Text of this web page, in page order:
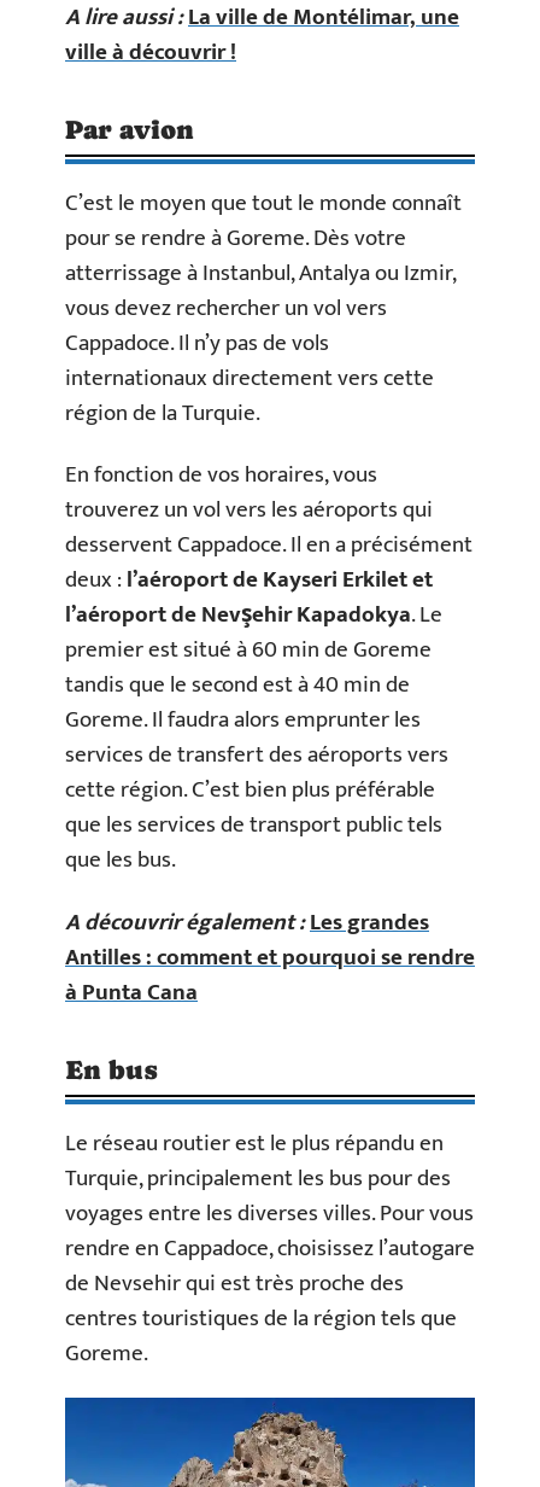
A lire aussi :La ville de Montélimar, une
ville à découvrir !
Par avion
C’est le moyen que tout le monde connaît
pour se rendre à Goreme. Dès votre
atterrissage à Instanbul, Antalya ou Izmir,
vous devez rechercher un vol vers
Cappadoce. Il n’y pas de vols
internationaux directement vers cette
région de la Turquie.
En fonction de vos horaires, vous
trouverez un vol vers les aéroports qui
desservent Cappadoce. Il en a précisément
deux :l’aéroport de Kayseri Erkilet et
l’aéroport de Nevşehir Kapadokya. Le
premier est situé à 60 min de Goreme
tandis que le second est à 40 min de
Goreme. Il faudra alors emprunter les
services de transfert des aéroports vers
cette région. C’est bien plus préférable
que les services de transport public tels
que les bus.
A découvrir également :Les grandes
Antilles : comment et pourquoi se rendre
à Punta Cana
En bus
Le réseau routier est le plus répandu en
Turquie, principalement les bus pour des
voyages entre les diverses villes. Pour vous
rendre en Cappadoce, choisissez l’autogare
de Nevsehir qui est très proche des
centres touristiques de la région tels que
Goreme.